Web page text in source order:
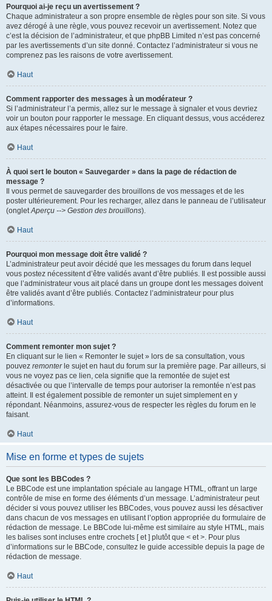
Pourquoi ai-je reçu un avertissement ?
Chaque administrateur a son propre ensemble de règles pour son site. Si vous
avez dérogé à une règle, vous pouvez recevoir un avertissement. Notez que
c’est la décision de l’administrateur, et que phpBB Limited n’est pas concerné
par les avertissements d’un site donné. Contactez l’administrateur si vous ne
comprenez pas les raisons de votre avertissement.
Haut
Comment rapporter des messages à un modérateur ?
Si l’administrateur l’a permis, allez sur le message à signaler et vous devriez
voir un bouton pour rapporter le message. En cliquant dessus, vous accéderez
aux étapes nécessaires pour le faire.
Haut
À quoi sert le bouton « Sauvegarder » dans la page de rédaction de
message ?
Il vous permet de sauvegarder des brouillons de vos messages et de les
poster ultérieurement. Pour les recharger, allez dans le panneau de l’utilisateur
(ongletAperçu --> Gestion des brouillons).
Haut
Pourquoi mon message doit être validé ?
L’administrateur peut avoir décidé que les messages du forum dans lequel
vous postez nécessitent d’être validés avant d’être publiés. Il est possible aussi
que l’administrateur vous ait placé dans un groupe dont les messages doivent
être validés avant d’être publiés. Contactez l’administrateur pour plus
d’informations.
Haut
Comment remonter mon sujet ?
En cliquant sur le lien « Remonter le sujet » lors de sa consultation, vous
pouvez remonterle sujet en haut du forum sur la première page. Par ailleurs, si
vous ne voyez pas ce lien, cela signifie que la remontée de sujet est
désactivée ou que l’intervalle de temps pour autoriser la remontée n’est pas
atteint. Il est également possible de remonter un sujet simplement en y
répondant. Néanmoins, assurez-vous de respecter les règles du forum en le
faisant.
Haut
Mise en forme et types de sujets
Que sont les BBCodes ?
Le BBCode est une implantation spéciale au langage HTML, offrant un large
contrôle de mise en forme des éléments d’un message. L’administrateur peut
décider si vous pouvez utiliser les BBCodes, vous pouvez aussi les désactiver
dans chacun de vos messages en utilisant l’option appropriée du formulaire de
rédaction de message. Le BBCode lui-même est similaire au style HTML, mais
les balises sont incluses entre crochets [ et ] plutôt que < et >. Pour plus
d’informations sur le BBCode, consultez le guide accessible depuis la page de
rédaction de message.
Haut